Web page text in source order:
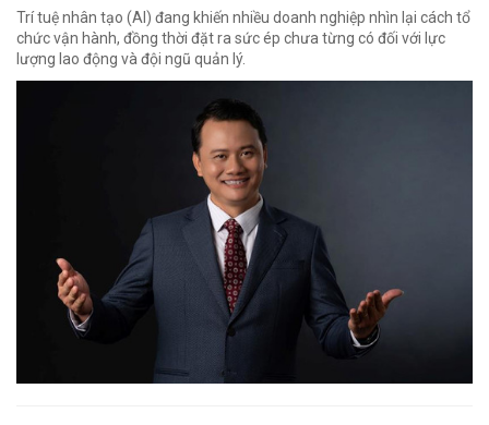
Trí tuệ nhân tạo (AI) đang khiến nhiều doanh nghiệp nhìn lại cách tổ
chức vận hành, đồng thời đặt ra sức ép chưa từng có đối với lực
lượng lao động và đội ngũ quản lý.